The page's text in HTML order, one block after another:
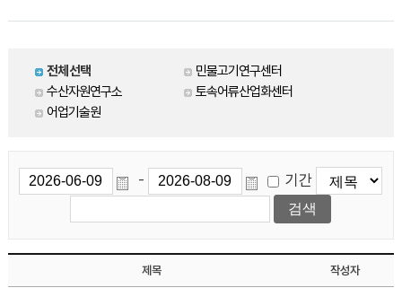
전체선택
민물고기연구센터
수산자원연구소
토속어류산업화센터
어업기술원
- 기간
제목 작성자